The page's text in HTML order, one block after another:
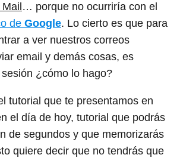
… porque no ocurriría con el
de Google. Lo cierto es que para
a ver nuestros correos
email y demás cosas, es
¿cómo lo hago?
tutorial que te presentamos en
el día de hoy, tutorial que podrás
de segundos y que memorizarás
quiere decir que no tendrás que